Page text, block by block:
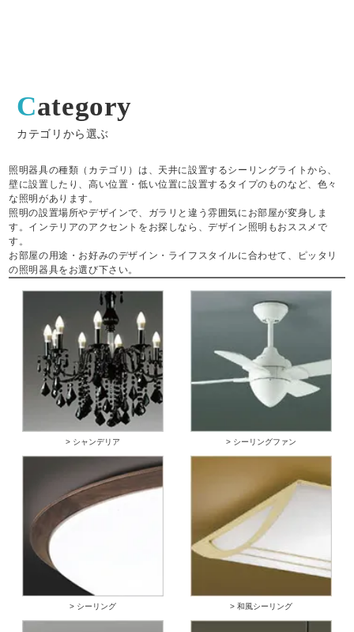
Category
カテゴリから選ぶ
照明器具の種類（カテゴリ）は、天井に設置するシーリングライトから、
壁に設置したり、高い位置・低い位置に設置するタイプのものなど、色々
な照明があります。
照明の設置場所やデザインで、ガラリと違う雰囲気にお部屋が変身しま
す。インテリアのアクセントをお探しなら、デザイン照明もおススメで
す。
お部屋の用途・お好みのデザイン・ライフスタイルに合わせて、ピッタリ
の照明器具をお選び下さい。
> シャンデリア > シーリングファン
> シーリング > 和風シーリング